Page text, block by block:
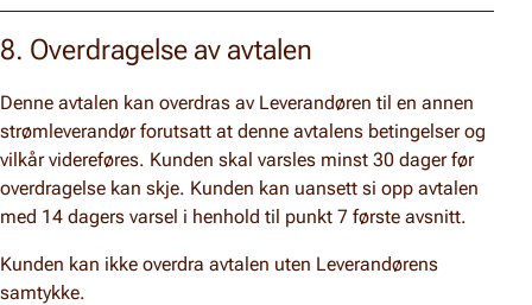
8. Overdragelse av avtalen
Denne avtalen kan overdras av Leverandøren til en annen
strømleverandør forutsatt at denne avtalens betingelser og
vilkår videreføres. Kunden skal varsles minst 30 dager før
overdragelse kan skje. Kunden kan uansett si opp avtalen
med 14 dagers varsel i henhold til punkt 7 første avsnitt.
Kunden kan ikke overdra avtalen uten Leverandørens
samtykke.